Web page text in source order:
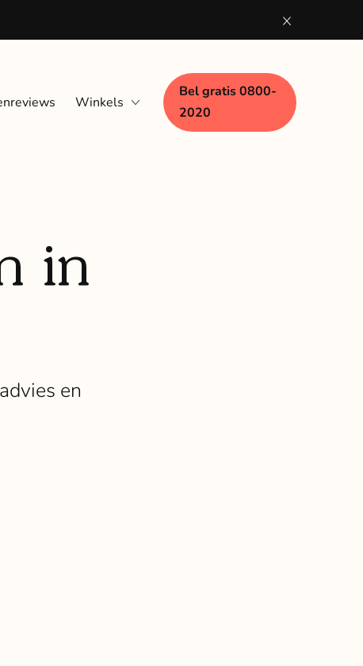
Winkels
Zaandam
Bekijk alle winkels
Bel gratis 0800-
2020
in
en